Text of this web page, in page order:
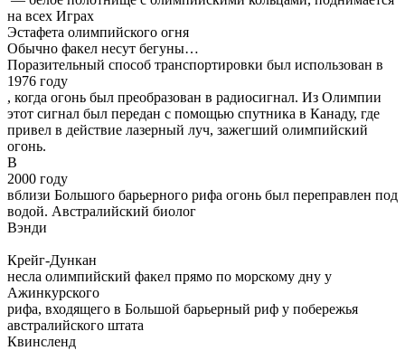
на всех Играх
Эстафета олимпийского огня
Обычно факел несут бегуны…
Поразительный способ транспортировки был использован в
1976 году
, когда огонь был преобразован в радиосигнал. Из Олимпии
этот сигнал был передан с помощью спутника в Канаду, где
привел в действие лазерный луч, зажегший олимпийский
огонь.
В
2000 году
вблизи Большого барьерного рифа огонь был переправлен под
водой. Австралийский биолог
Вэнди
Крейг-Дункан
несла олимпийский факел прямо по морскому дну у
Ажинкурского
рифа, входящего в Большой барьерный риф у побережья
австралийского штата
Квинсленд